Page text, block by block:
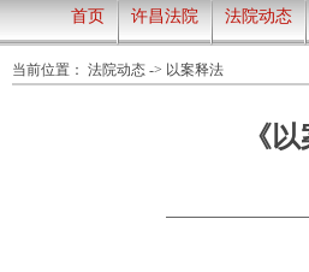
首页 许昌法院 法院动态
当前位置： 法院动态 -> 以案释法
《